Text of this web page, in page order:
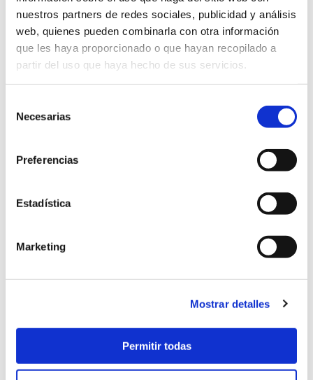
nuestros partners de redes sociales, publicidad y análisis
web, quienes pueden combinarla con otra información
que les haya proporcionado o que hayan recopilado a
partir del uso que haya hecho de sus servicios.
Necesarias
Preferencias
Estadística
Marketing
Mostrar detalles
Permitir todas
Feria Aquatech in Amsterdam 2017 Desde el 31 de
Octubre al 3 de Noviembre, participaremos en
Aquatech - Amsterdam, la feria líder para los profes...